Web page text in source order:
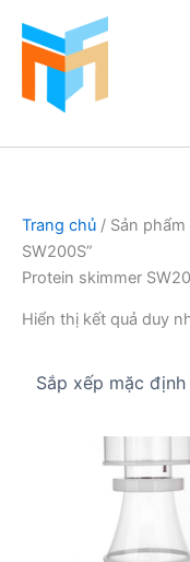
Trang chủ / Sản
SW200S”
Protein skimmer
Hiển thị kết quả duy